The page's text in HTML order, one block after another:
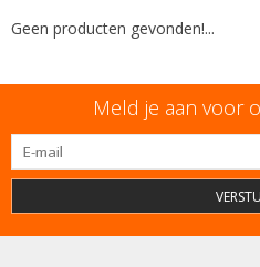
Geen producten gevonden!...
Meld je aan voor